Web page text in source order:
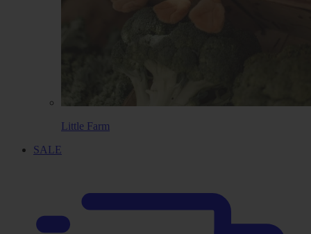
Little Farm
SALE